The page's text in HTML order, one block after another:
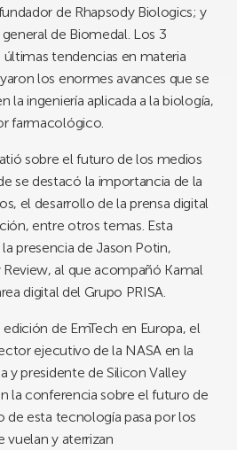
de Rhapsody Biologics; y
de Biomedal. Los 3
tendencias en materia
los enormes avances que se
la ingeniería aplicada a la biología,
farmacológico.
sobre el futuro de los medios
se destacó la importancia de la
el desarrollo de la prensa digital
entre otros temas. Esta
presencia de Jason Potin,
al que acompañó Kamal
digital del Grupo PRISA.
de EmTech en Europa, el
ejecutivo de la NASA en la
y presidente de Silicon Valley
la conferencia sobre el futuro de
esta tecnología pasa por los
vuelan y aterrizan